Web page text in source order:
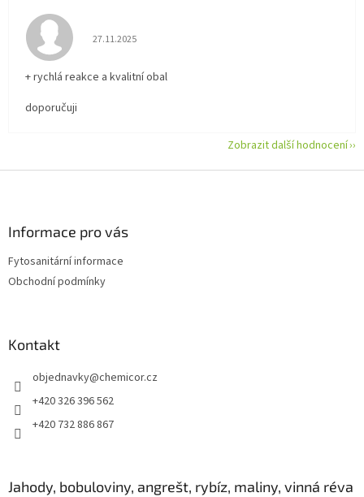
Hodnocení obchodu je 5 z 5 hvězdiček.
27.11.2025
+ rychlá reakce a kvalitní obal
doporučuji
Zobrazit další hodnocení
Informace pro vás
Fytosanitární informace
Obchodní podmínky
Kontakt
objednavky@chemicor.cz
+420 326 396 562
+420 732 886 867
Jahody, bobuloviny, angrešt, rybíz, maliny, vinná réva